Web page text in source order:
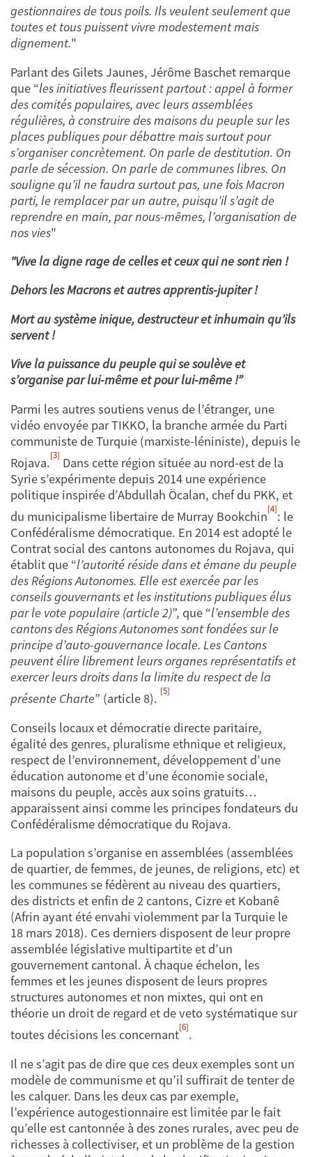
gestionnaires de tous poils. Ils veulent seulement que
toutes et tous puissent vivre modestement mais
dignement."
Parlant des Gilets Jaunes, Jérôme Baschet remarque
que “les initiatives fleurissent partout : appel à former
des comités populaires, avec leurs assemblées
régulières, à construire des maisons du peuple sur les
places publiques pour débattre mais surtout pour
s’organiser concrètement. On parle de destitution. On
parle de sécession. On parle de communes libres. On
souligne qu’il ne faudra surtout pas, une fois Macron
parti, le remplacer par un autre, puisqu’il s’agit de
reprendre en main, par nous-mêmes, l’organisation de
nos vies"
"Vive la digne rage de celles et ceux qui ne sont rien !
Dehors les Macrons et autres apprentis-jupiter !
Mort au système inique, destructeur et inhumain qu’ils
servent !
Vive la puissance du peuple qui se soulève et
s’organise par lui-même et pour lui-même !”
Parmi les autres soutiens venus de l’étranger, une
vidéo envoyée par TIKKO, la branche armée du Parti
communiste de Turquie (marxiste-léniniste), depuis le
Rojava.
[3]
Dans cette région située au nord-est de la
Syrie s’expérimente depuis 2014 une expérience
politique inspirée d’Abdullah Öcalan, chef du PKK, et
du municipalisme libertaire de Murray Bookchin
[4]
: le
Confédéralisme démocratique. En 2014 est adopté le
Contrat social des cantons autonomes du Rojava, qui
établit que “l’autorité réside dans et émane du peuple
des Régions Autonomes. Elle est exercée par les
conseils gouvernants et les institutions publiques élus
par le vote populaire (article 2)”, que “l’ensemble des
cantons des Régions Autonomes sont fondées sur le
principe d’auto-gouvernance locale. Les Cantons
peuvent élire librement leurs organes représentatifs et
exercer leurs droits dans la limite du respect de la
présente Charte” (article 8).
[5]
Conseils locaux et démocratie directe paritaire,
égalité des genres, pluralisme ethnique et religieux,
respect de l’environnement, développement d’une
éducation autonome et d’une économie sociale,
maisons du peuple, accès aux soins gratuits…
apparaissent ainsi comme les principes fondateurs du
Confédéralisme démocratique du Rojava.
La population s’organise en assemblées (assemblées
de quartier, de femmes, de jeunes, de religions, etc) et
les communes se fédèrent au niveau des quartiers,
des districts et enfin de 2 cantons, Cizre et Kobanê
(Afrin ayant été envahi violemment par la Turquie le
18 mars 2018). Ces derniers disposent de leur propre
assemblée législative multipartite et d’un
gouvernement cantonal. À chaque échelon, les
femmes et les jeunes disposent de leurs propres
structures autonomes et non mixtes, qui ont en
théorie un droit de regard et de veto systématique sur
toutes décisions les concernant
[6]
.
Il ne s’agit pas de dire que ces deux exemples sont un
modèle de communisme et qu’il suffirait de tenter de
les calquer. Dans les deux cas par exemple,
l’expérience autogestionnaire est limitée par le fait
qu’elle est cantonnée à des zones rurales, avec peu de
richesses à collectiviser, et un problème de la gestion